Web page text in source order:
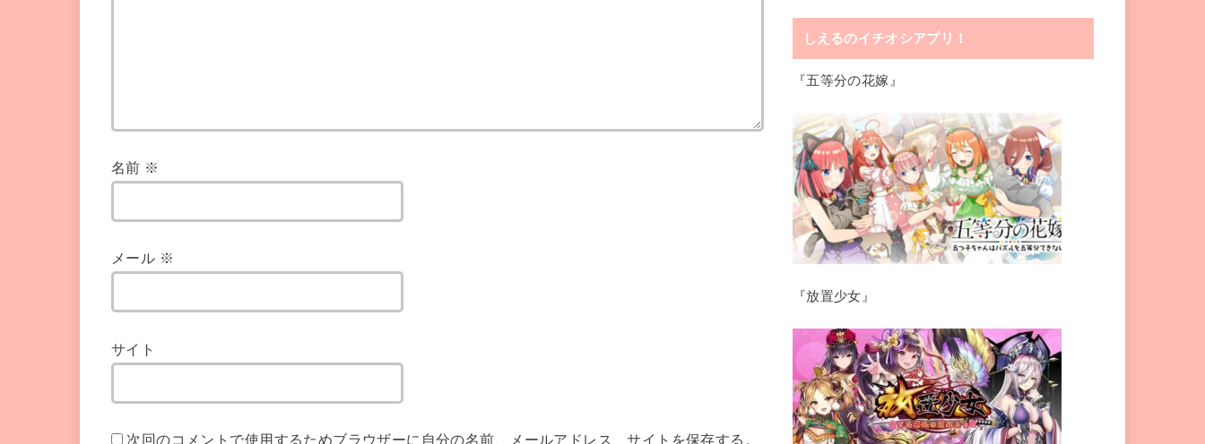
名前 ※
メール ※
サイト
次回のコメントで使用するためブラウザーに自分の名前、メールアドレス、サイトを保存する。
しえるのイチオシアプリ！
『五等分の花嫁』
『放置少女』